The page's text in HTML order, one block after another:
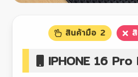
สินค้ามือ 2
IPHONE 16 Pro